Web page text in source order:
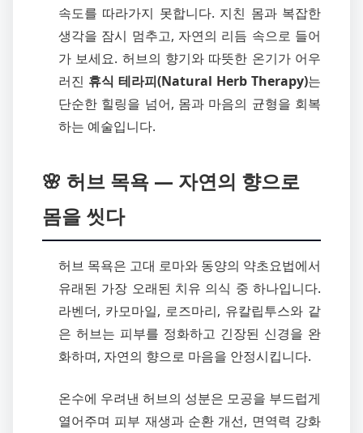
속도를 따라가지 못합니다. 지친 몸과 복잡한
생각을 잠시 멈추고, 자연의 리듬 속으로 들어
가 보세요. 허브의 향기와 따뜻한 온기가 어우
러진 휴식 테라피(Natural Herb Therapy)는
단순한 힐링을 넘어, 몸과 마음의 균형을 회복
하는 예술입니다.
🌸 허브 목욕 — 자연의 향으로
몸을 씻다
허브 목욕은 고대 로마와 동양의 약초요법에서
유래된 가장 오래된 치유 의식 중 하나입니다.
라벤더, 카모마일, 로즈마리, 유칼립투스와 같
은 허브는 피부를 정화하고 긴장된 신경을 완
화하며, 자연의 향으로 마음을 안정시킵니다.
온수에 우려낸 허브의 성분은 모공을 부드럽게
열어주며 피부 재생과 순환 개선, 면역력 강화